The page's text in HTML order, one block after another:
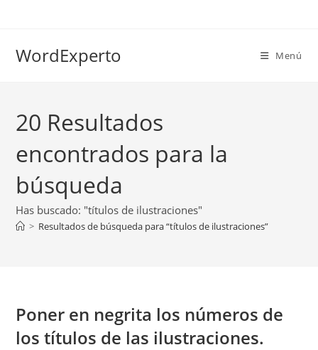
WordExperto Menú
20 Resultados
encontrados para la
búsqueda
Has buscado: "títulos de ilustraciones"
> Resultados de búsqueda para“títulos de ilustraciones”
Poner en negrita los números de
los títulos de las ilustraciones.